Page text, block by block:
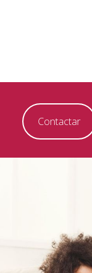
Contactar